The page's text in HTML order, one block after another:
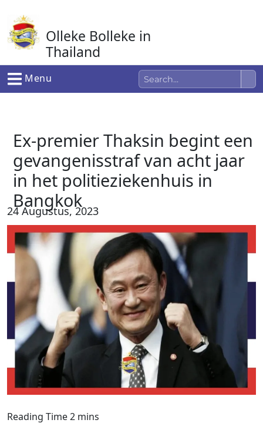
naar
de
inhoud
Olleke Bolleke in
Thailand
In Thailand
Menu
Ex-premier Thaksin begint een
gevangenisstraf van acht jaar
in het politieziekenhuis in
Bangkok
24 Augustus, 2023